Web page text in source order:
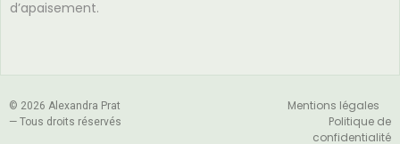
d’apaisement.
© 2026 Alexandra Prat
— Tous droits réservés
Mentions légales
Politique de
confidentialité